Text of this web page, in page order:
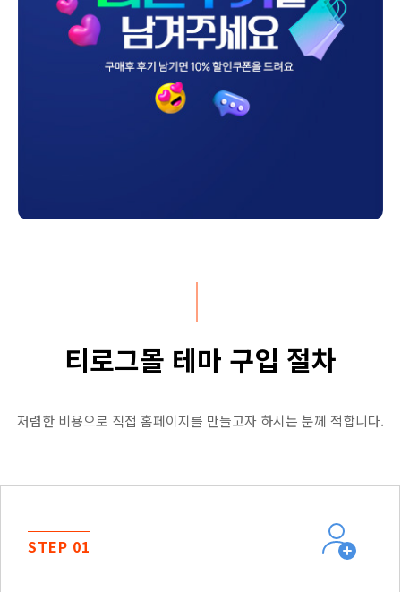
티로그몰 테마 구입 절차
저렴한 비용으로 직접 홈페이지를 만들고자 하시는 분께 적합니다.
STEP 01